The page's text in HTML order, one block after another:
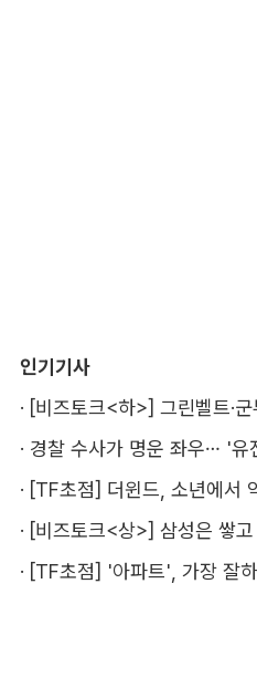
인기기사
·
·
·
·
· [TF초점] '아파트', 가장 잘